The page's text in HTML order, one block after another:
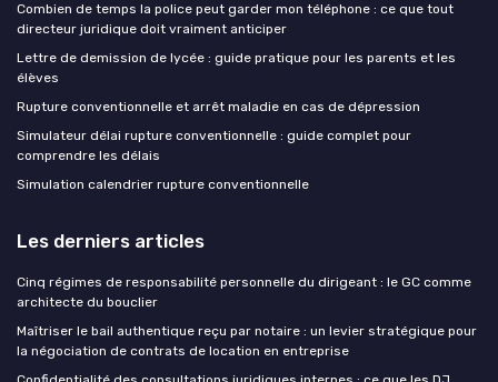
Combien de temps la police peut garder mon téléphone : ce que tout
directeur juridique doit vraiment anticiper
Lettre de demission de lycée : guide pratique pour les parents et les
élèves
Rupture conventionnelle et arrêt maladie en cas de dépression
Simulateur délai rupture conventionnelle : guide complet pour
comprendre les délais
Simulation calendrier rupture conventionnelle
Les derniers articles
Cinq régimes de responsabilité personnelle du dirigeant : le GC comme
architecte du bouclier
Maîtriser le bail authentique reçu par notaire : un levier stratégique pour
la négociation de contrats de location en entreprise